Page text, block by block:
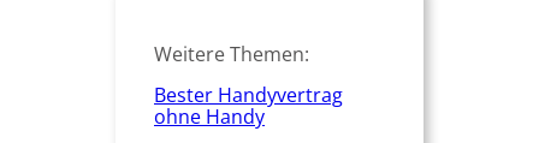
Weitere Themen:
Bester Handyvertrag
ohne Handy